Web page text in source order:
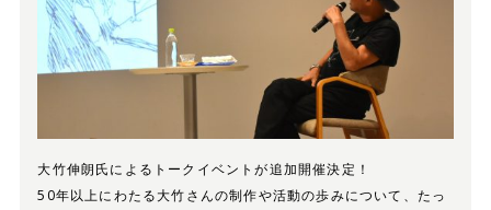
大竹伸朗氏によるトークイベントが追加開催決定！
50年以上にわたる大竹さんの制作や活動の歩みについて、たっ